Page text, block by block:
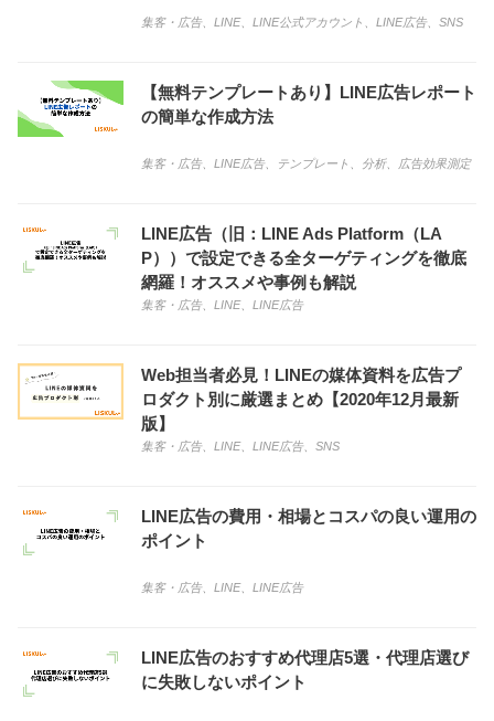
集客・広告、 LINE、 LINE公式アカウント LINE広告、 SNS
【無料テンプレートあり】LINE広告レポート
の簡単な作成方法
集客・広告、 LINE広告、 テンプレート 分析、 広告効果測定
LINE広告（旧：LINE Ads Platform（LA
P））で設定できる全ターゲティングを徹底
網羅！オススメや事例も解説
集客・広告、 LINE、 LINE広告
Web担当者必見！LINEの媒体資料を広告プ
ロダクト別に厳選まとめ【2020年12月最新
版】
集客・広告、 LINE、 LINE広告、 SNS
LINE広告の費用・相場とコスパの良い運用の
ポイント
集客・広告、 LINE、 LINE広告
LINE広告のおすすめ代理店5選・代理店選び
に失敗しないポイント